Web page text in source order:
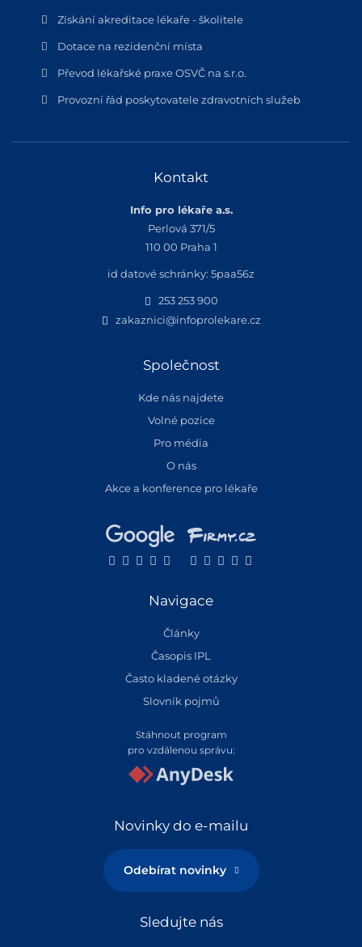
Získání akreditace lékaře - školitele
Dotace na rezidenční místa
Převod lékařské praxe OSVČ na s.r.o.
Provozní řád poskytovatele zdravotních služeb
Kontakt
Info pro lékaře a.s.
Perlová 371/5
110 00 Praha 1
id datové schránky: 5paa56z
253 253 900
zakaznici@infoprolekare.cz
Společnost
Kde nás najdete
Volné pozice
Pro média
O nás
Akce a konference pro lékaře
Navigace
Články
Časopis IPL
Často kladené otázky
Slovník pojmů
Stáhnout program
pro vzdálenou správu:
Novinky do e-mailu
Odebírat novinky
Sledujte nás